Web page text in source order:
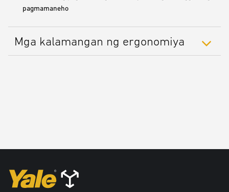
pagmamaneho
Mga kalamangan ng ergonomiya